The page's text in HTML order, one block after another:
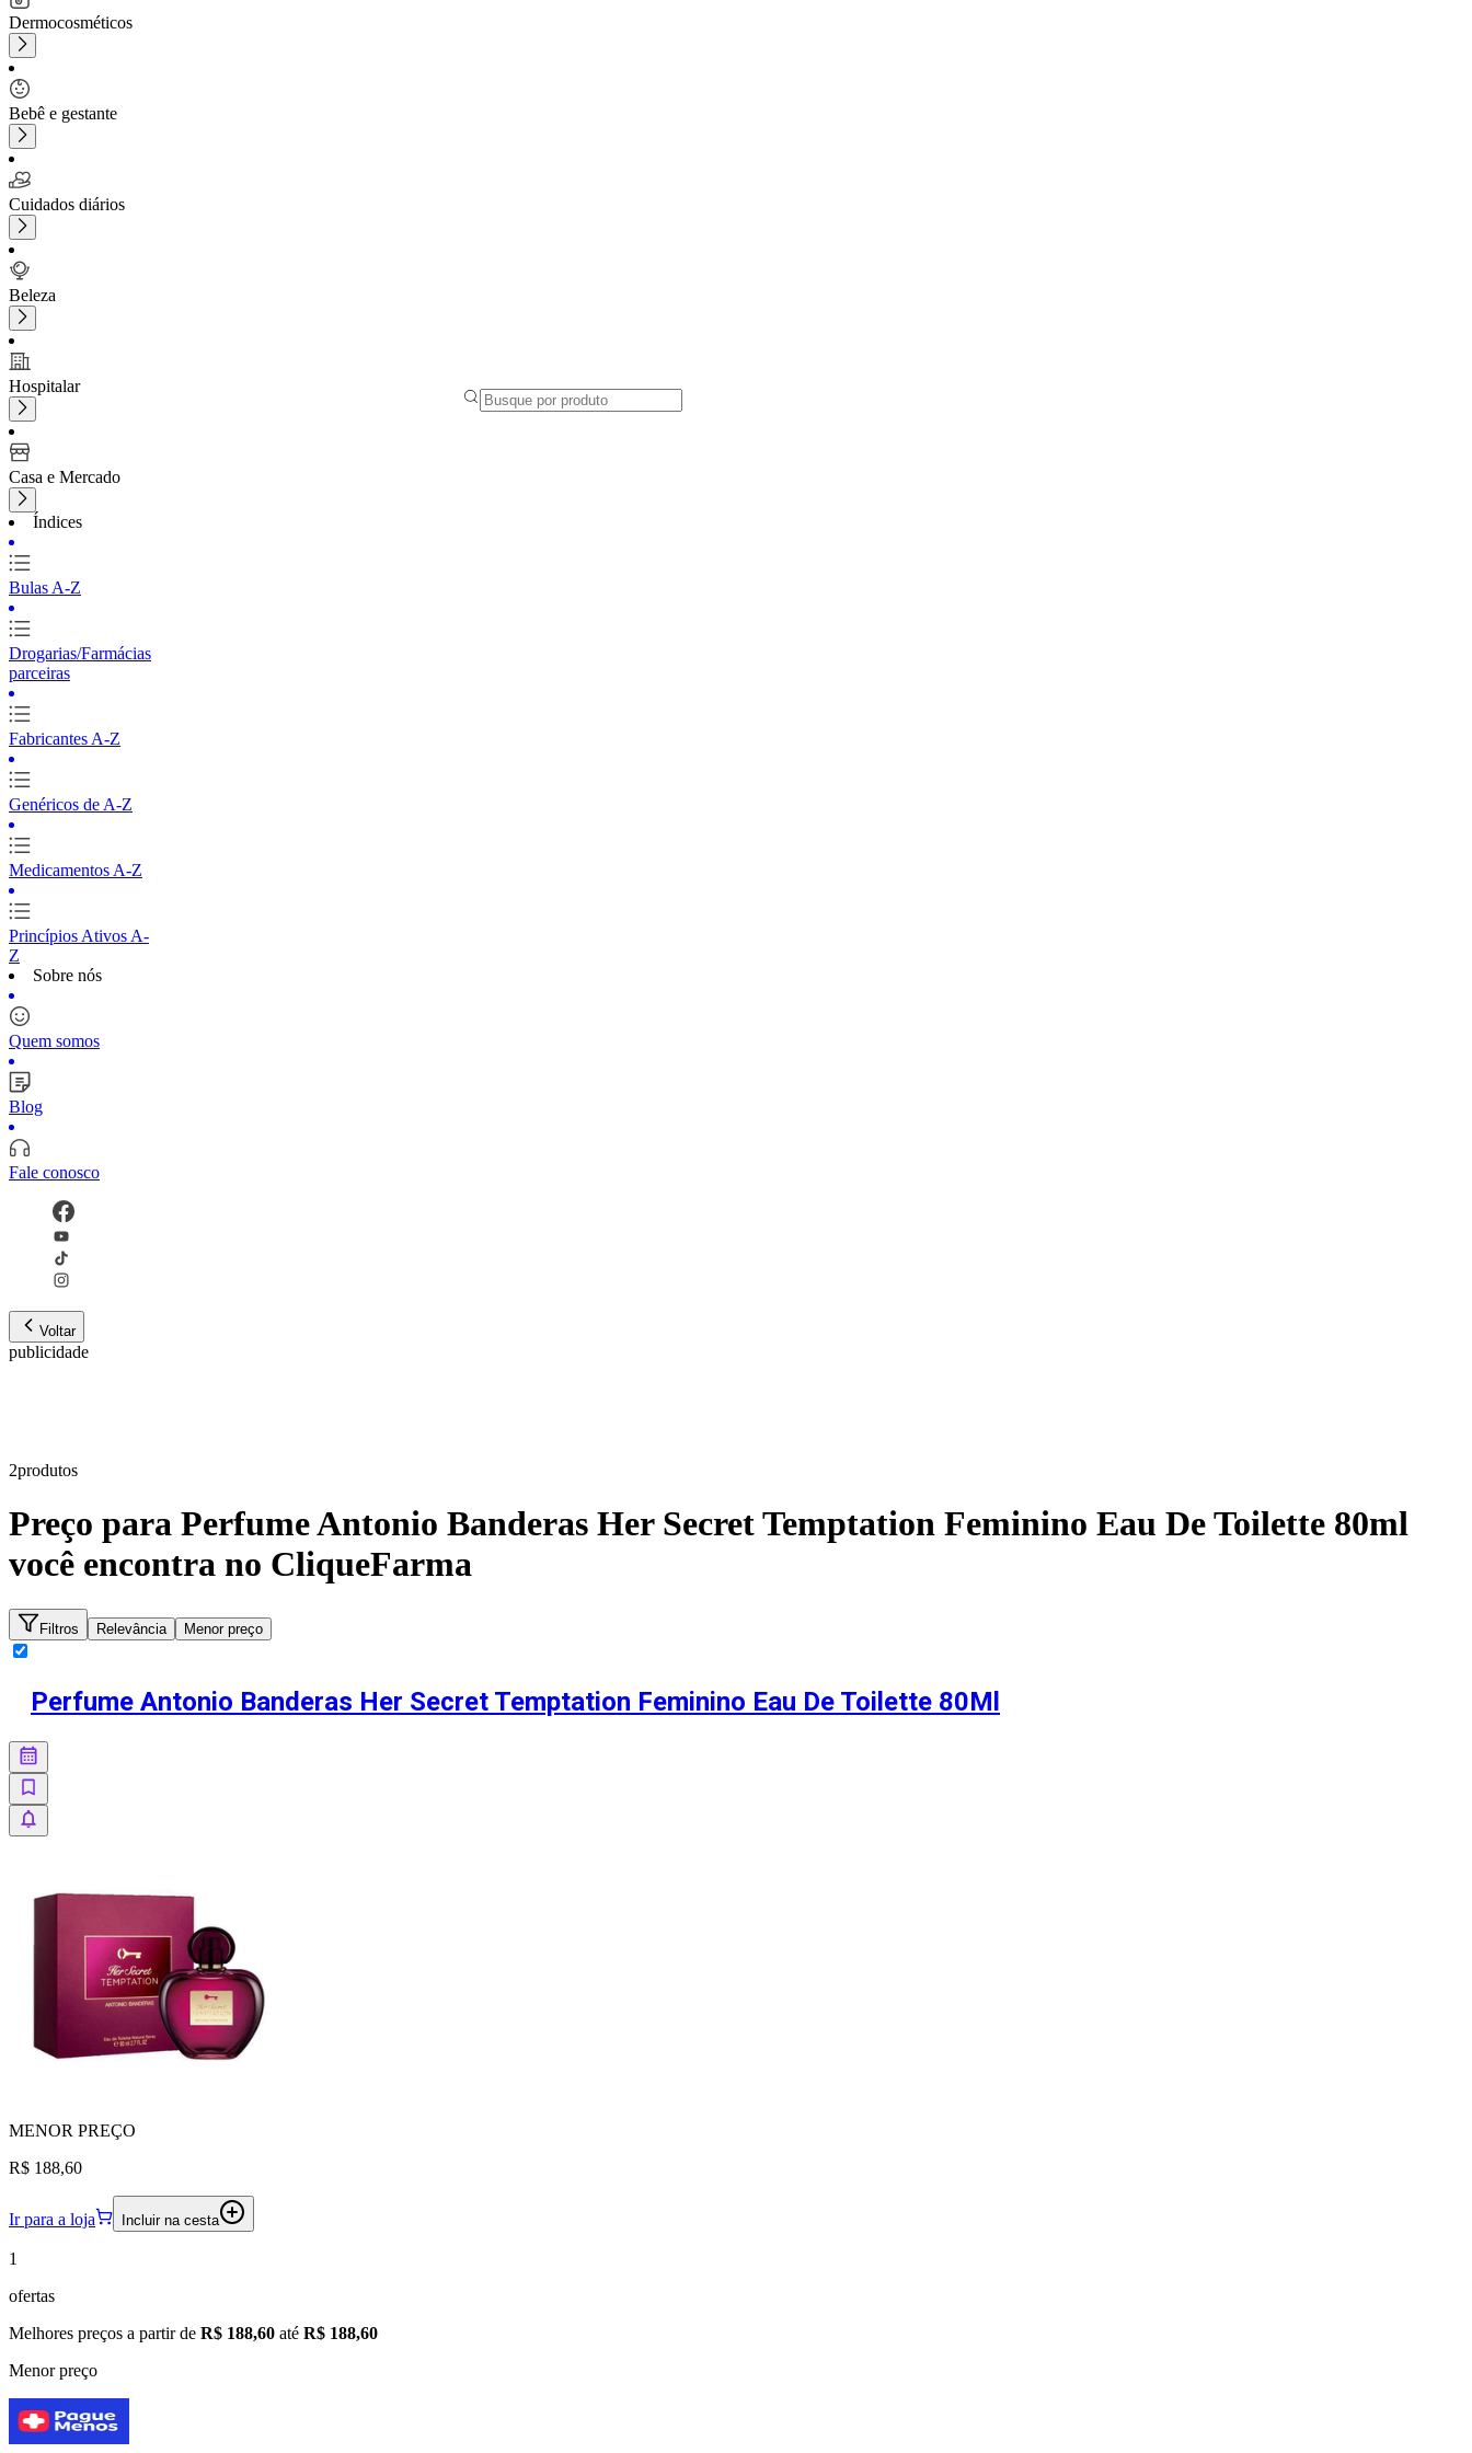
Dermocosméticos
Bebê e gestante
Cuidados diários
Beleza
Hospitalar
Casa e Mercado
Índices
Bulas A-Z
Drogarias/Farmácias
parceiras
Fabricantes A-Z
Genéricos de A-Z
Medicamentos A-Z
Princípios Ativos A-
Z
Sobre nós
Quem somos
Blog
Fale conosco
Voltar
publicidade
2produtos
Preço para Perfume Antonio Banderas Her Secret Temptation Feminino Eau De Toilette 80ml
você encontra no CliqueFarma
Filtros Relevância Menor preço
Perfume Antonio Banderas Her Secret Temptation Feminino Eau De Toilette 80Ml
MENOR PREÇO
R$ 188,60
Ir para a loja Incluir na cesta
1
ofertas
Melhores preços a partir de R$ 188,60 até R$ 188,60
Menor preço